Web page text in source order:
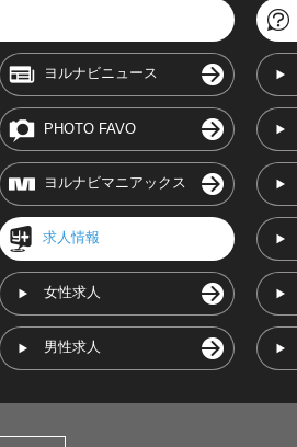
ヨルナビニュース
PHOTO FAVO
ヨルナビマニアックス
求人情報
女性求人
男性求人